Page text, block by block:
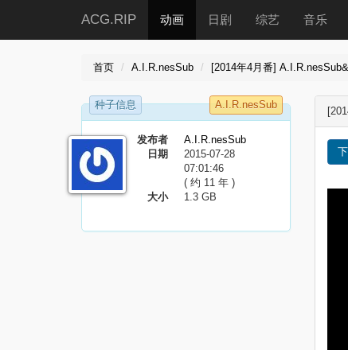
ACG.RIP 动画 日剧 综艺 音乐
首页 A.I.R.nesSub [2014年4月番]
种子信息 A.I.R.nesSub
发布者
A.I.R.nesSub
日期
2015-07-28
07:01:46
( 约 11 年 )
大小
1.3 GB